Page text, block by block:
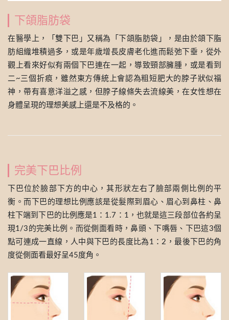
下頜脂肪袋
在醫學上，「雙下巴」又稱為「下頜脂肪袋」，是由於頜下脂
肪組織堆積過多，或是年歲增長皮膚老化進而鬆弛下垂，從外
觀上看來好似有兩個下巴連在一起，導致頸部臃腫，或是看到
二~三個折痕，雖然東方傳統上會認為粗短肥大的脖子狀似福
神，帶有喜意洋溢之感，但脖子線條失去流線美，在女性想在
身體呈現的理想美感上還是不及格的。
完美下巴比例
下巴位於臉部下方的中心，其形狀左右了臉部兩側比例的平
衡。而下巴的理想比例應該是從髮際到眉心、眉心到鼻柱、鼻
柱下端到下巴的比例應是1：1.7：1，也就是這三段部位各約呈
現1/3的完美比例。而從側面看時，鼻頭、下嘴唇、下巴這3個
點可連成一直線，人中與下巴的長度比為1：2，最後下巴的角
度從側面看最好呈45度角。